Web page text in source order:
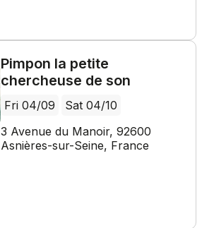
Pimpon la petite
chercheuse de son
Fri 04/09
Sat 04/10
3 Avenue du Manoir, 92600
Asnières-sur-Seine, France